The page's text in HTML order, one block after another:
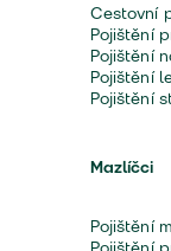
Cestovní
Pojištění
Pojištění
Pojištění
Pojištění
Mazlíčci
Pojištění